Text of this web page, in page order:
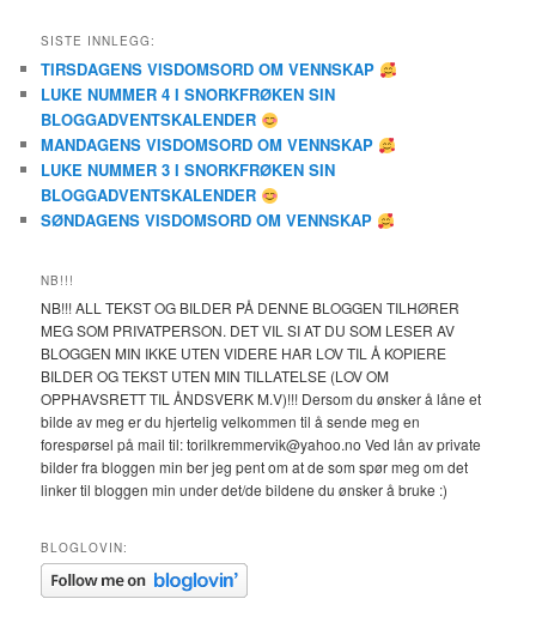
SISTE INNLEGG:
TIRSDAGENS VISDOMSORD OM VENNSKAP
LUKE NUMMER 4 I SNORKFRØKEN SIN
BLOGGADVENTSKALENDER
MANDAGENS VISDOMSORD OM VENNSKAP
LUKE NUMMER 3 I SNORKFRØKEN SIN
BLOGGADVENTSKALENDER
SØNDAGENS VISDOMSORD OM VENNSKAP
NB!!!
NB!!! ALL TEKST OG BILDER PÅ DENNE BLOGGEN TILHØRER
MEG SOM PRIVATPERSON. DET VIL SI AT DU SOM LESER AV
BLOGGEN MIN IKKE UTEN VIDERE HAR LOV TIL Å KOPIERE
BILDER OG TEKST UTEN MIN TILLATELSE (LOV OM
OPPHAVSRETT TIL ÅNDSVERK M.V)!!! Dersom du ønsker å låne et
bilde av meg er du hjertelig velkommen til å sende meg en
forespørsel på mail til: torilkremmervik@yahoo.no Ved lån av private
bilder fra bloggen min ber jeg pent om at de som spør meg om det
linker til bloggen min under det/de bildene du ønsker å bruke :)
BLOGLOVIN: